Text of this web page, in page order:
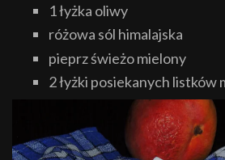
1 łyżka oliwy
różowa sól himalajska
pieprz świeżo mielony
2 łyżki posiekanych listków